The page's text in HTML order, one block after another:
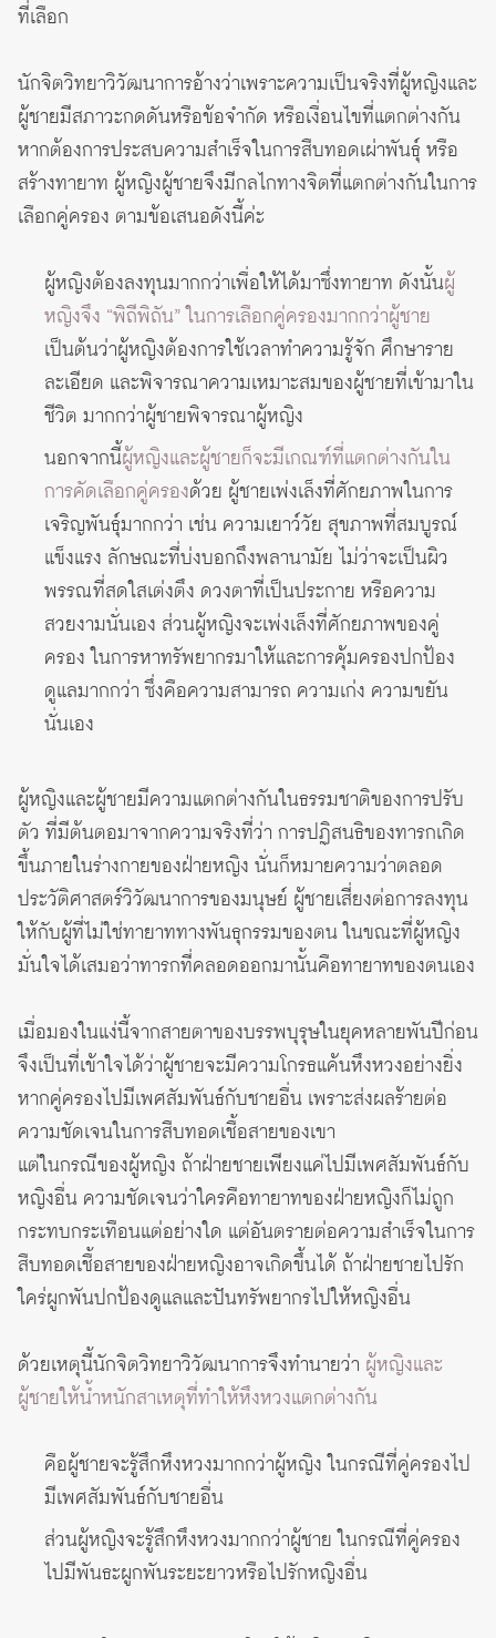
ที่เลือก
นักจิตวิทยาวิวัฒนาการอ้างว่าเพราะความเป็นจริงที่ผู้หญิงและ
ผู้ชายมีสภาวะกดดันหรือข้อจำกัด หรือเงื่อนไขที่แตกต่างกัน
หากต้องการประสบความสำเร็จในการสืบทอดเผ่าพันธุ์ หรือ
สร้างทายาท ผู้หญิงผู้ชายจึงมีกลไกทางจิตที่แตกต่างกันในการ
เลือกคู่ครอง ตามข้อเสนอดังนี้ค่ะ
ผู้หญิงต้องลงทุนมากกว่าเพื่อให้ได้มาซึ่งทายาท ดังนั้นผู้
หญิงจึง “พิถีพิถัน” ในการเลือกคู่ครองมากกว่าผู้ชาย
เป็นต้นว่าผู้หญิงต้องการใช้เวลาทำความรู้จัก ศึกษาราย
ละเอียด และพิจารณาความเหมาะสมของผู้ชายที่เข้ามาใน
ชีวิต มากกว่าผู้ชายพิจารณาผู้หญิง
นอกจากนี้ผู้หญิงและผู้ชายก็จะมีเกณฑ์ที่แตกต่างกันใน
การคัดเลือกคู่ครองด้วย ผู้ชายเพ่งเล็งที่ศักยภาพในการ
เจริญพันธุ์มากกว่า เช่น ความเยาว์วัย สุขภาพที่สมบูรณ์
แข็งแรง ลักษณะที่บ่งบอกถึงพลานามัย ไม่ว่าจะเป็นผิว
พรรณที่สดใสเต่งตึง ดวงตาที่เป็นประกาย หรือความ
สวยงามนั่นเอง ส่วนผู้หญิงจะเพ่งเล็งที่ศักยภาพของคู่
ครอง ในการหาทรัพยากรมาให้และการคุ้มครองปกป้อง
ดูแลมากกว่า ซึ่งคือความสามารถ ความเก่ง ความขยัน
นั่นเอง
ผู้หญิงและผู้ชายมีความแตกต่างกันในธรรมชาติของการปรับ
ตัว ที่มีต้นตอมาจากความจริงที่ว่า การปฏิสนธิของทารกเกิด
ขึ้นภายในร่างกายของฝ่ายหญิง นั่นก็หมายความว่าตลอด
ประวัติศาสตร์วิวัฒนาการของมนุษย์ ผู้ชายเสี่ยงต่อการลงทุน
ให้กับผู้ที่ไม่ใช่ทายาททางพันธุกรรมของตน ในขณะที่ผู้หญิง
มั่นใจได้เสมอว่าทารกที่คลอดออกมานั้นคือทายาทของตนเอง
เมื่อมองในแง่นี้จากสายตาของบรรพบุรุษในยุคหลายพันปีก่อน
จึงเป็นที่เข้าใจได้ว่าผู้ชายจะมีความโกรธแค้นหึงหวงอย่างยิ่ง
หากคู่ครองไปมีเพศสัมพันธ์กับชายอื่น เพราะส่งผลร้ายต่อ
ความชัดเจนในการสืบทอดเชื้อสายของเขา
แต่ในกรณีของผู้หญิง ถ้าฝ่ายชายเพียงแค่ไปมีเพศสัมพันธ์กับ
หญิงอื่น ความชัดเจนว่าใครคือทายาทของฝ่ายหญิงก็ไม่ถูก
กระทบกระเทือนแต่อย่างใด แต่อันตรายต่อความสำเร็จในการ
สืบทอดเชื้อสายของฝ่ายหญิงอาจเกิดขึ้นได้ ถ้าฝ่ายชายไปรัก
ใคร่ผูกพันปกป้องดูแลและปันทรัพยากรไปให้หญิงอื่น
ด้วยเหตุนี้นักจิตวิทยาวิวัฒนาการจึงทำนายว่า ผู้หญิงและ
ผู้ชายให้น้ำหนักสาเหตุที่ทำให้หึงหวงแตกต่างกัน
คือผู้ชายจะรู้สึกหึงหวงมากกว่าผู้หญิง ในกรณีที่คู่ครองไป
มีเพศสัมพันธ์กับชายอื่น
ส่วนผู้หญิงจะรู้สึกหึงหวงมากกว่าผู้ชาย ในกรณีที่คู่ครอง
ไปมีพันธะผูกพันระยะยาวหรือไปรักหญิงอื่น